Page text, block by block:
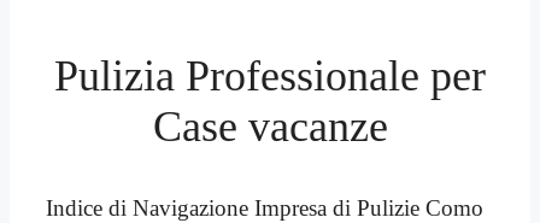
Pulizia Professionale per
Case vacanze
Indice di Navigazione Impresa di Pulizie Como